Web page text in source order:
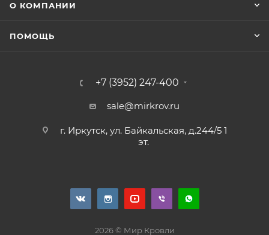
О КОМПАНИИ
ПОМОЩЬ
+7 (3952) 247-400
sale@mirkrov.ru
г. Иркутск, ул. Байкальская, д.244/5 1
эт.
2026 © Мир Кровли